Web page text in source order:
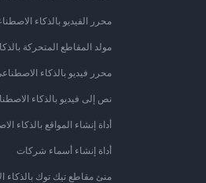
محرر الفيديو بالذكاء
مولد المقاطع المتحركة
محرر فيديو بالذكاء
نص إلى فيديو بالذكاء
أداة إنشاء المواقع بالذكاء
أداة إنشاء أسماء شركات
منئ مقاطع تيك توك بالذكاء